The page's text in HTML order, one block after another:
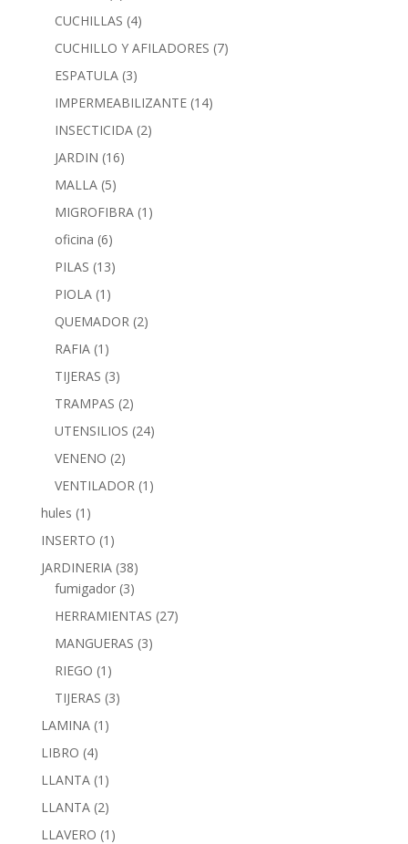
CUCHILLAS (4)
CUCHILLO Y AFILADORES (7)
ESPATULA (3)
IMPERMEABILIZANTE (14)
INSECTICIDA (2)
JARDIN (16)
MALLA (5)
MIGROFIBRA (1)
oficina (6)
PILAS (13)
PIOLA (1)
QUEMADOR (2)
RAFIA (1)
TIJERAS (3)
TRAMPAS (2)
UTENSILIOS (24)
VENENO (2)
VENTILADOR (1)
hules (1)
INSERTO (1)
JARDINERIA (38)
fumigador (3)
HERRAMIENTAS (27)
MANGUERAS (3)
RIEGO (1)
TIJERAS (3)
LAMINA (1)
LIBRO (4)
LLANTA (1)
LLANTA (2)
LLAVERO (1)